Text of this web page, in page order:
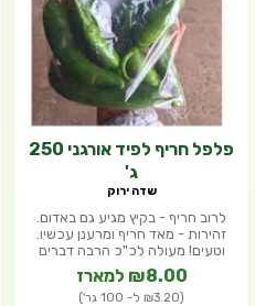
פלפל חריף לפיד אורגני 250
ג'
שדה ירוק
לרוב חריף - בקיץ מגיע גם באדום.
זהירות - מאד חריף ומרענן עכשיו.
וטעים! מעולה לכ"כ הרבה דברים
₪8.00 למארז
(₪3.20 ל- 100 גר')